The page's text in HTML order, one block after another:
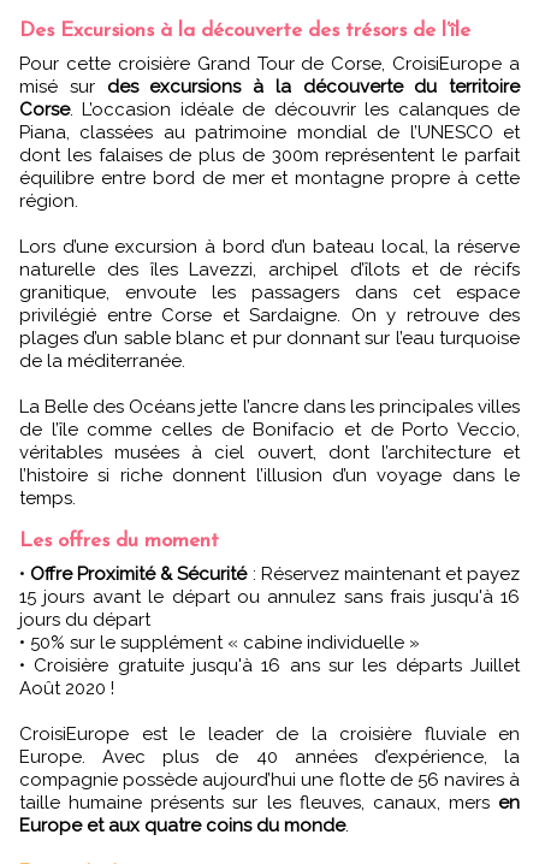
Des Excursions à la découverte des trésors de l’île
Pour cette croisière Grand Tour de Corse, CroisiEurope a
misé sur des excursions à la découverte du territoire
Corse. L’occasion idéale de découvrir les calanques de
Piana, classées au patrimoine mondial de l’UNESCO et
dont les falaises de plus de 300m représentent le parfait
équilibre entre bord de mer et montagne propre à cette
région.
Lors d’une excursion à bord d’un bateau local, la réserve
naturelle des îles Lavezzi, archipel d’îlots et de récifs
granitique, envoute les passagers dans cet espace
privilégié entre Corse et Sardaigne. On y retrouve des
plages d’un sable blanc et pur donnant sur l’eau turquoise
de la méditerranée.
La Belle des Océans jette l’ancre dans les principales villes
de l’île comme celles de Bonifacio et de Porto Veccio,
véritables musées à ciel ouvert, dont l’architecture et
l’histoire si riche donnent l’illusion d’un voyage dans le
temps.
Les offres du moment
• Offre Proximité & Sécurité: Réservez maintenant et payez
15 jours avant le départ ou annulez sans frais jusqu'à 16
jours du départ
• 50% sur le supplément « cabine individuelle »
• Croisière gratuite jusqu'à 16 ans sur les départs Juillet
Août 2020 !
CroisiEurope est le leader de la croisière fluviale en
Europe. Avec plus de 40 années d’expérience, la
compagnie possède aujourd’hui une flotte de 56 navires à
taille humaine présents sur les fleuves, canaux, mers en
Europe et aux quatre coins du monde.